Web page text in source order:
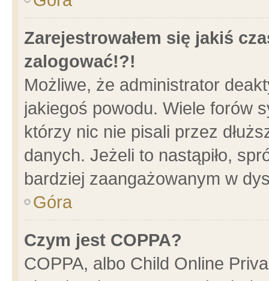
Zarejestrowałem się jakiś
zalogować!?!
Możliwe, że administrator
jakiegoś powodu. Wiele forów
którzy nic nie pisali przez
danych. Jeżeli to nastąpiło,
bardziej zaangażowanym w
Góra
Czym jest COPPA?
COPPA, albo Child Online